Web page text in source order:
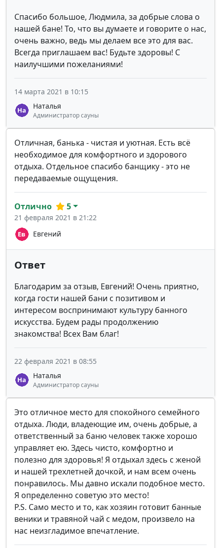
Спасибо большое, Людмила, за добрые слова о
нашей бане! То, что вы думаете и говорите о нас,
очень важно, ведь мы делаем все это для вас.
Всегда приглашаем вас! Будьте здоровы! С
наилучшими пожеланиями!
Наталья
Администратор сауны
14 марта 2021 в 10:15
Отличная, банька - чистая и уютная. Есть всё
необходимое для комфортного и здорового
отдыха. Отдельное спасибо банщику - это не
передаваемые ощущения.
Евгений
Отлично 5
21 февраля 2021 в 21:22
Ответ
Благодарим за отзыв, Евгений! Очень приятно,
когда гости нашей бани с позитивом и
интересом воспринимают культуру банного
искусства. Будем рады продолжению
знакомства! Всех Вам благ!
Наталья
Администратор сауны
22 февраля 2021 в 08:55
Это отличное место для спокойного семейного
отдыха. Люди, владеющие им, очень добрые, а
ответственный за баню человек также хорошо
управляет ею. Здесь чисто, комфортно и
полезно для здоровья! Я отдыхал здесь с женой
и нашей трехлетней дочкой, и нам всем очень
понравилось. Мы давно искали подобное место.
Я определенно советую это место!
P.S. Само место и то, как хозяин готовит банные
веники и травяной чай с медом, произвело на
нас неизгладимое впечатление.